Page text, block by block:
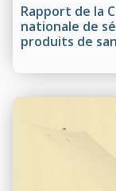
Rapport de la
nationale de
produits de